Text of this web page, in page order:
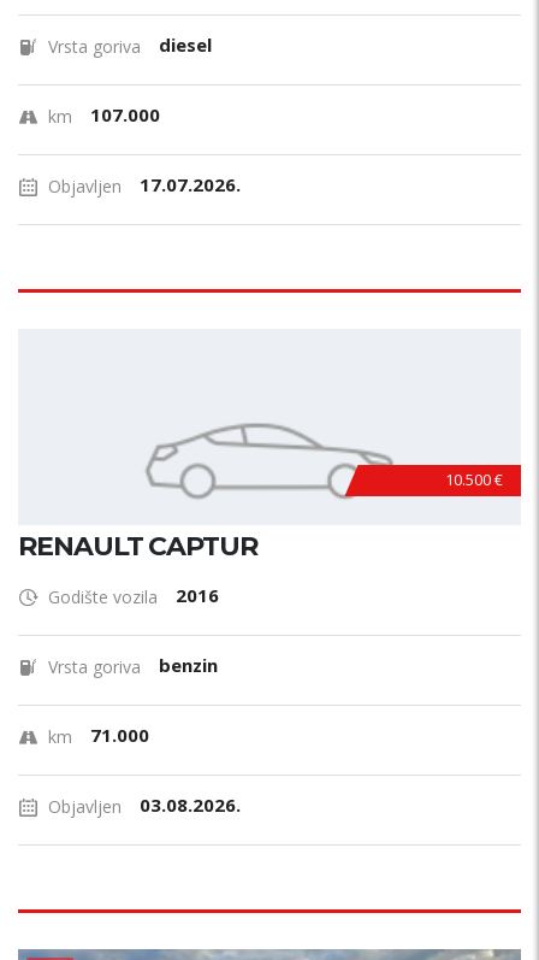
Vrsta goriva diesel
km 107.000
Objavljen 17.07.2026.
10.500 €
RENAULT CAPTUR
Godište vozila 2016
Vrsta goriva benzin
km 71.000
Objavljen 03.08.2026.